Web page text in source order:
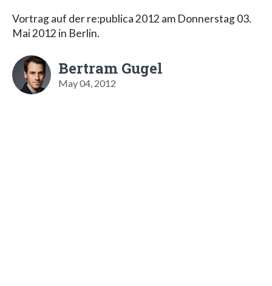
Vortrag auf der re:publica 2012 am Donnerstag 03.
Mai 2012 in Berlin.
Bertram Gugel
May 04, 2012